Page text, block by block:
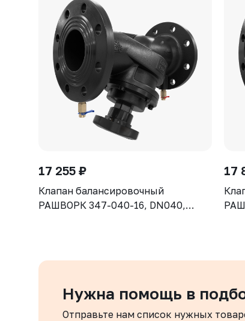
17 255 ₽
Клапан балансировочный
РАШВОРК 347-040-16, DN040,
17
Нужна помощь в
Отправьте нам список нужных